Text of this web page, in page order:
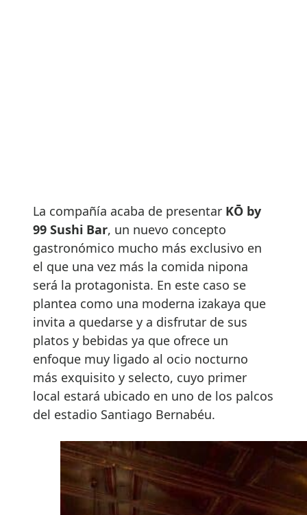
La compañía acaba de presentar KŌ by
99 Sushi Bar, un nuevo concepto
gastronómico mucho más exclusivo en
el que una vez más la comida nipona
será la protagonista. En este caso se
plantea como una moderna izakaya que
invita a quedarse y a disfrutar de sus
platos y bebidas ya que ofrece un
enfoque muy ligado al ocio nocturno
más exquisito y selecto, cuyo primer
local estará ubicado en uno de los palcos
del estadio Santiago Bernabéu.